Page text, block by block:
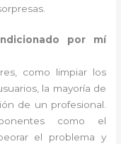
por mí
como limpiar los
la mayoría de
de un profesional.
como el
el problema y